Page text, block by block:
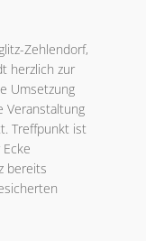
Zehlendorf,
herzlich zur
Umsetzung
Veranstaltung
Treffpunkt ist
bereits